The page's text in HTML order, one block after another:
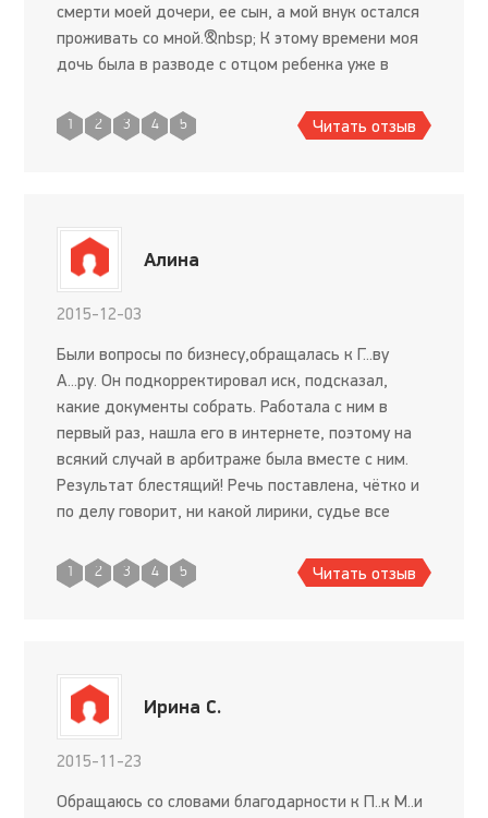
смерти моей дочери, ее сын, а мой внук остался
проживать со мной.&nbsp; К этому времени моя
дочь была в разводе с отцом ребенка уже в
бывшей женой не общался
1 2 3 4 5 Читать отзыв
Алина
2015-12-03
Были вопросы по бизнесу,обращалась к Г...ву
А...ру. Он подкорректировал иск, подсказал,
какие документы собрать. Работала с ним в
первый раз, нашла его в интернете, поэтому на
всякий случай в арбитраже была вместе с ним.
Результат блестящий! Речь поставлена, чётко и
по делу говорит, ни какой лирики, судье все
одном заседани
1 2 3 4 5 Читать отзыв
Ирина С.
2015-11-23
Обращаюсь со словами благодарности к П..к М..и